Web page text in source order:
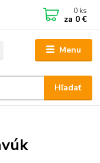
Menu
Hľadať
0 ks
za 0 €